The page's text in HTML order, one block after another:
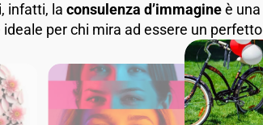
infatti, la consulenza d’immagineè
per chi mira ad essere un